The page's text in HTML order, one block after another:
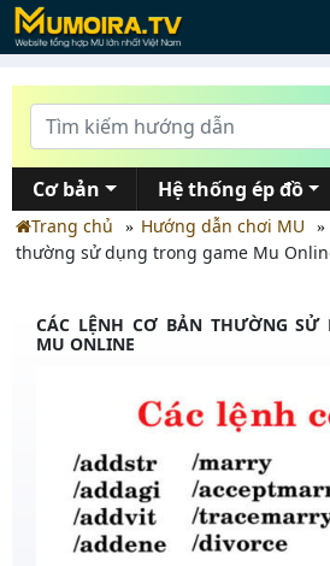
Cơ bản Hệ thống ép đồ
Trang chủ Hướng dẫn chơi MU
thường sử dụng trong game Mu
CÁC LỆNH CƠ BẢN THƯỜNG SỬ
MU ONLINE